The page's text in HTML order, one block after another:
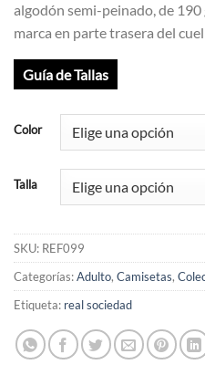
algodón semi-peinado, de
marca en parte trasera del
Guía de Tallas
Color
Talla
SKU: REF099
Categorías:Adulto, Camisetas,
Etiqueta: real sociedad